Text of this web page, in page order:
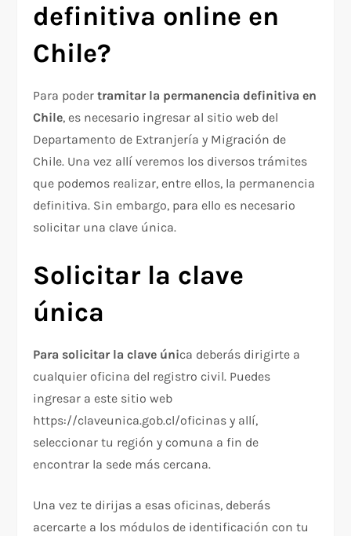
definitiva online en
Chile?
Para podertramitar la permanencia definitiva en
Chile, es necesario ingresar al sitio web del
Departamento de Extranjería y Migración de
Chile. Una vez allí veremos los diversos trámites
que podemos realizar, entre ellos, la permanencia
definitiva. Sin embargo, para ello es necesario
solicitar una clave única.
Solicitar la clave
única
Para solicitar la clave única deberás dirigirte a
cualquier oficina del registro civil. Puedes
ingresar a este sitio web
https://claveunica.gob.cl/oficinas y allí,
seleccionar tu región y comuna a fin de
encontrar la sede más cercana.
Una vez te dirijas a esas oficinas, deberás
acercarte a los módulos de identificación con tu